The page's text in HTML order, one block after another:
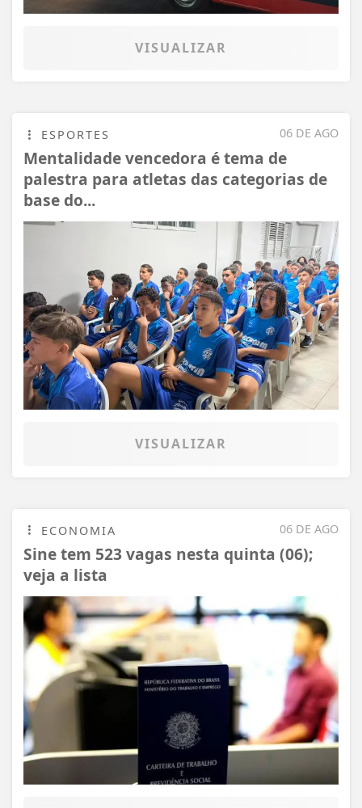
VISUALIZAR
06 DE AGO
ESPORTES
Mentalidade vencedora é tema de
palestra para atletas das categorias de
base do...
VISUALIZAR
06 DE AGO
ECONOMIA
Sine tem 523 vagas nesta quinta (06);
veja a lista